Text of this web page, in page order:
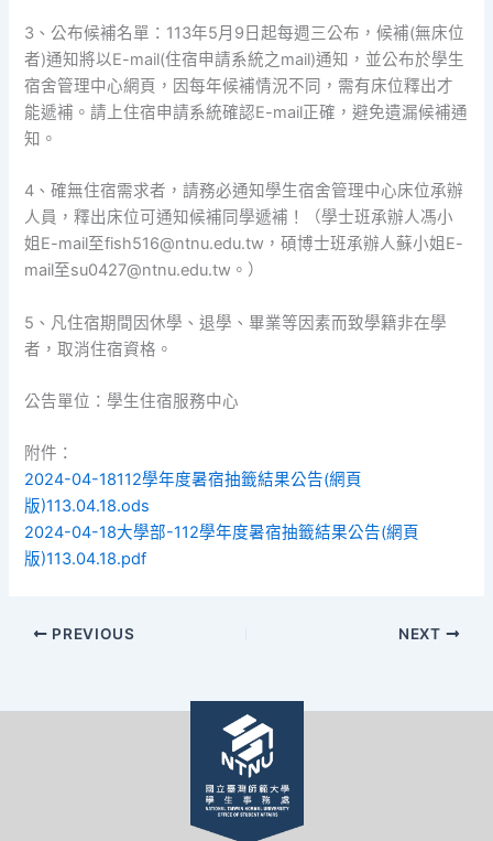
3、公布候補名單：113年5月9日起每週三公布，候補(無床位
者)通知將以E-mail(住宿申請系統之mail)通知，並公布於學生
宿舍管理中心網頁，因每年候補情況不同，需有床位釋出才
能遞補。請上住宿申請系統確認E-mail正確，避免遺漏候補通
知。
4、確無住宿需求者，請務必通知學生宿舍管理中心床位承辦
人員，釋出床位可通知候補同學遞補！（學士班承辦人馮小
姐E-mail至fish516@ntnu.edu.tw，碩博士班承辦人蘇小姐E-
mail至su0427@ntnu.edu.tw。）
5、凡住宿期間因休學、退學、畢業等因素而致學籍非在學
者，取消住宿資格。
公告單位：學生住宿服務中心
附件：
2024-04-18112學年度暑宿抽籤結果公告(網頁
版)113.04.18.ods
2024-04-18大學部-112學年度暑宿抽籤結果公告(網頁
版)113.04.18.pdf
PREVIOUS NEXT